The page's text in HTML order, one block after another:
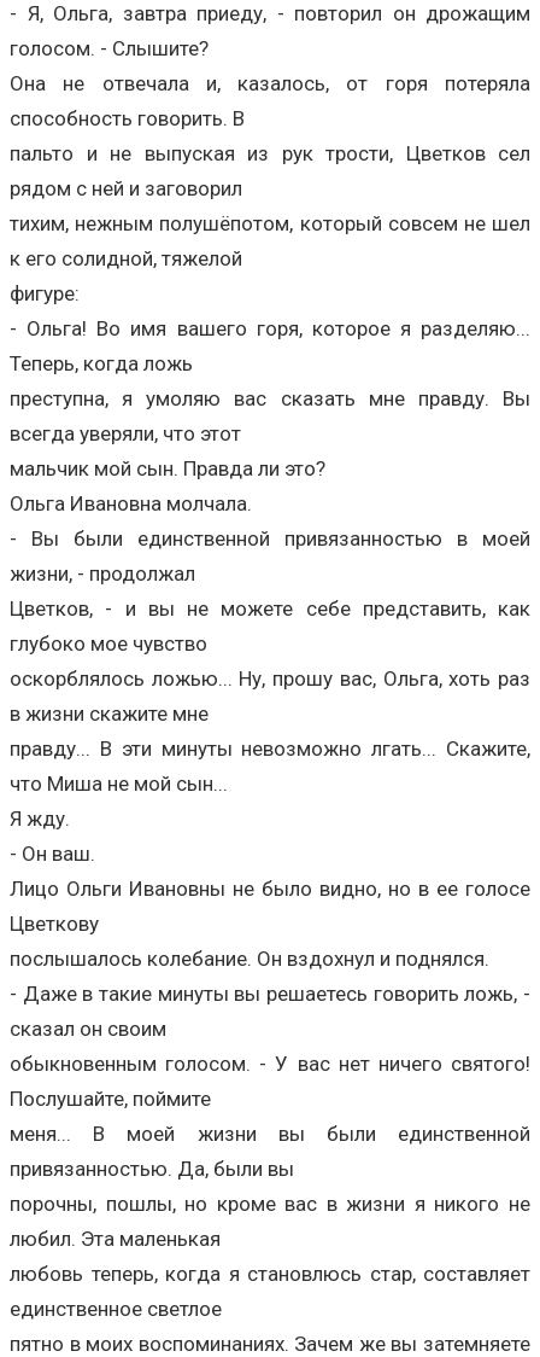
- Я, Ольга, завтра приеду, - повторил он дрожащим
голосом. - Слышите?
Она не отвечала и, казалось, от горя потеряла
способность говорить. В
пальто и не выпуская из рук трости, Цветков сел
рядом с ней и заговорил
тихим, нежным полушёпотом, который совсем не шел
к его солидной, тяжелой
фигуре:
- Ольга! Во имя вашего горя, которое я разделяю...
Теперь, когда ложь
преступна, я умоляю вас сказать мне правду. Вы
всегда уверяли, что этот
мальчик мой сын. Правда ли это?
Ольга Ивановна молчала.
- Вы были единственной привязанностью в моей
жизни, - продолжал
Цветков, - и вы не можете себе представить, как
глубоко мое чувство
оскорблялось ложью... Ну, прошу вас, Ольга, хоть раз
в жизни скажите мне
правду... В эти минуты невозможно лгать... Скажите,
что Миша не мой сын...
Я жду.
- Он ваш.
Лицо Ольги Ивановны не было видно, но в ее голосе
Цветкову
послышалось колебание. Он вздохнул и поднялся.
- Даже в такие минуты вы решаетесь говорить ложь, -
сказал он своим
обыкновенным голосом. - У вас нет ничего святого!
Послушайте, поймите
меня... В моей жизни вы были единственной
привязанностью. Да, были вы
порочны, пошлы, но кроме вас в жизни я никого не
любил. Эта маленькая
любовь теперь, когда я становлюсь стар, составляет
единственное светлое
пятно в моих воспоминаниях. Зачем же вы затемняете